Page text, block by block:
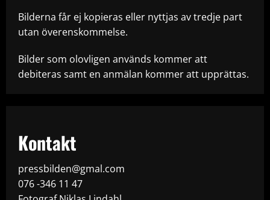
Bilderna får ej kopieras eller nyttjas av tredje part
utan överenskommelse.
Bilder som olovligen används kommer att
debiteras samt en anmälan kommer att upprättas.
Kontakt
pressbilden@gmal.com
076 -346 11 47